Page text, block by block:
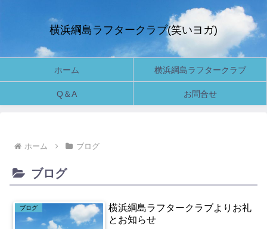
横浜綱島ラフタークラブ(笑いヨガ)
ホーム 横浜綱島ラフタークラブ
Q＆A お問合せ
ホーム ブログ
ブログ
ブログ
横浜綱島ラフタークラブよりお礼
とお知らせ